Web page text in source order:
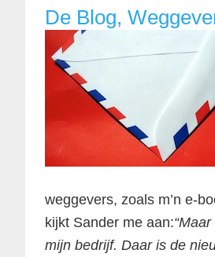
De Blog,
weggevers, zoals m’n e-
kijkt Sander me aan:
mijn bedrijf. Daar is de